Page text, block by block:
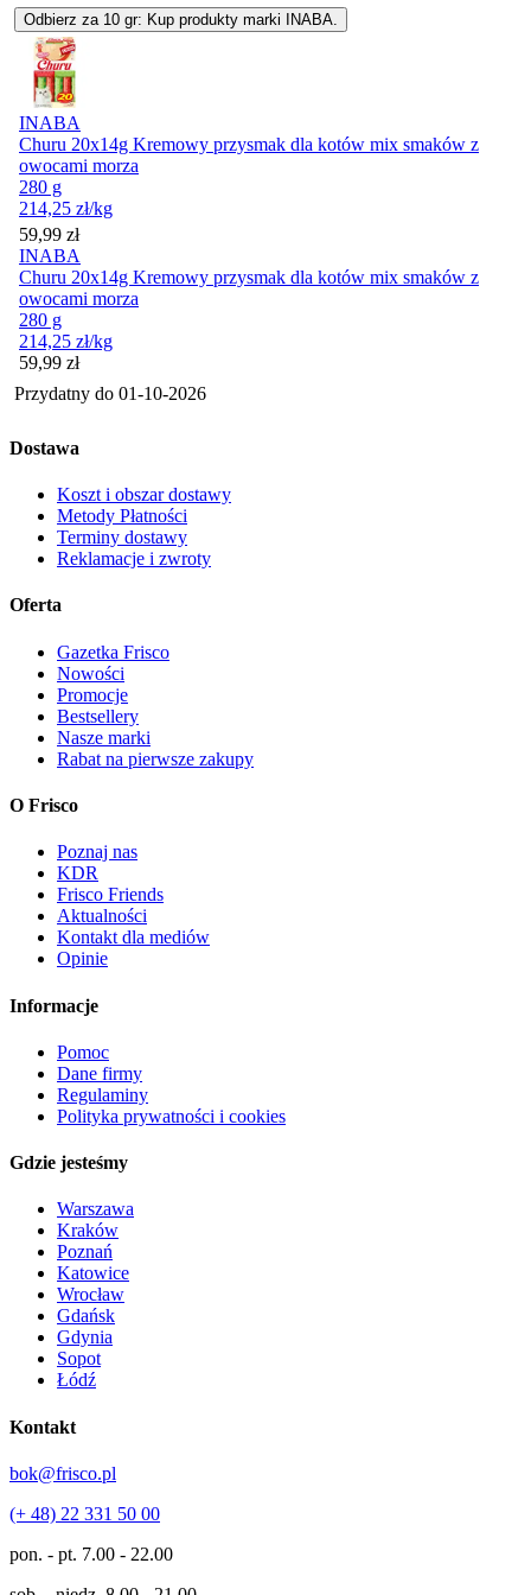
Odbierz za 10 gr: Kup produkty marki INABA.
INABA
Churu 20x14g Kremowy przysmak dla kotów mix smaków z
owocami morza
280 g
214,25 zł/kg
Cena
59,99 zł
INABA
Churu 20x14g Kremowy przysmak dla kotów mix smaków z
owocami morza
280 g
214,25 zł/kg
Cena
59,99 zł
Przydatny do 01-10-2026
Dostawa
Koszt i obszar dostawy
Metody Płatności
Terminy dostawy
Reklamacje i zwroty
Oferta
Gazetka Frisco
Nowości
Promocje
Bestsellery
Nasze marki
Rabat na pierwsze zakupy
O Frisco
Poznaj nas
KDR
Frisco Friends
Aktualności
Kontakt dla mediów
Opinie
Informacje
Pomoc
Dane firmy
Regulaminy
Polityka prywatności i cookies
Gdzie jesteśmy
Warszawa
Kraków
Poznań
Katowice
Wrocław
Gdańsk
Gdynia
Sopot
Łódź
Kontakt
bok@frisco.pl
(+ 48) 22 331 50 00
pon. - pt. 7.00 - 22.00